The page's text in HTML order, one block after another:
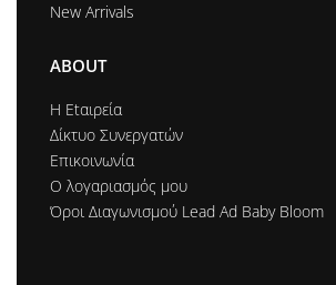
New Arrivals
ABOUT
Η Εtαιρεία
Δίκτυο Συνεργατών
Επικοινωνία
Ο λογαριασμός μου
Όροι Διαγωνισμού Lead Ad Baby Bloom